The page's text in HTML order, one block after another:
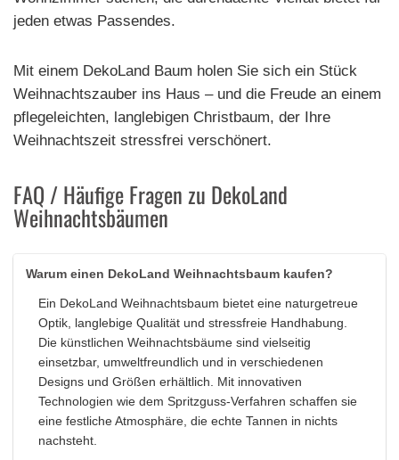
jeden etwas Passendes.
Mit einem DekoLand Baum holen Sie sich ein Stück
Weihnachtszauber ins Haus – und die Freude an einem
pflegeleichten, langlebigen Christbaum, der Ihre
Weihnachtszeit stressfrei verschönert.
FAQ / Häufige Fragen zu DekoLand
Weihnachtsbäumen
Warum einen DekoLand Weihnachtsbaum kaufen?
Ein DekoLand Weihnachtsbaum bietet eine naturgetreue
Optik, langlebige Qualität und stressfreie Handhabung.
Die künstlichen Weihnachtsbäume sind vielseitig
einsetzbar, umweltfreundlich und in verschiedenen
Designs und Größen erhältlich. Mit innovativen
Technologien wie dem Spritzguss-Verfahren schaffen sie
eine festliche Atmosphäre, die echte Tannen in nichts
nachsteht.